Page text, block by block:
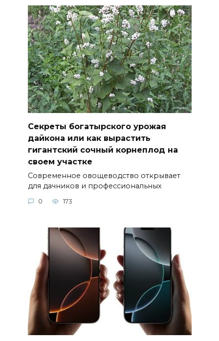
Секреты богатырского урожая
дайкона или как вырастить
гигантский сочный корнеплод на
своем участке
Современное овощеводство открывает
для дачников и профессиональных
0 173